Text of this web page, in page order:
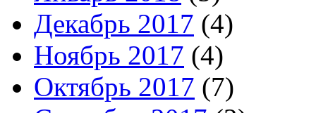
Декабрь 2017 (4)
Ноябрь 2017 (4)
Октябрь 2017 (7)